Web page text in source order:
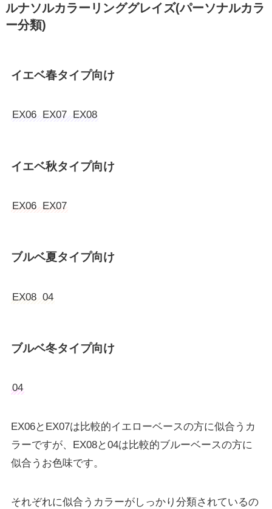
ルナソルカラーリンググレイズ(パーソナルカラ
ー分類)
イエベ春タイプ向け
EX06 EX07 EX08
イエベ秋タイプ向け
EX06 EX07
ブルベ夏タイプ向け
EX08 04
ブルベ冬タイプ向け
04
EX06とEX07は比較的イエローベースの方に似合うカ
ラーですが、EX08と04は比較的ブルーベースの方に
似合うお色味です。
それぞれに似合うカラーがしっかり分類されているの